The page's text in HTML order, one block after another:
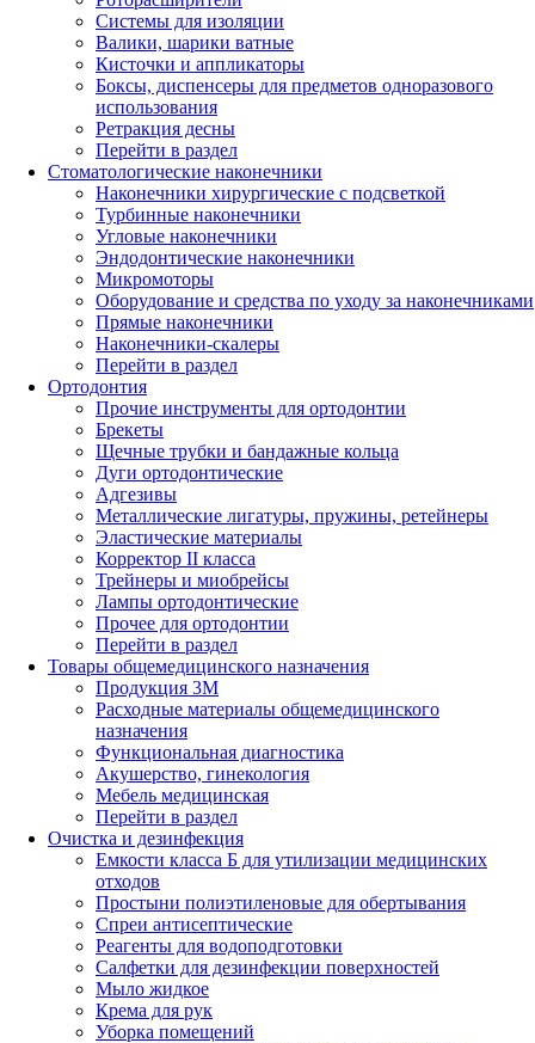
Системы для изоляции
Валики, шарики ватные
Кисточки и аппликаторы
Боксы, диспенсеры для предметов одноразового
использования
Ретракция десны
Перейти в раздел
Стоматологические наконечники
Наконечники хирургические с подсветкой
Турбинные наконечники
Угловые наконечники
Эндодонтические наконечники
Микромоторы
Оборудование и средства по уходу за наконечниками
Прямые наконечники
Наконечники-скалеры
Перейти в раздел
Ортодонтия
Прочие инструменты для ортодонтии
Брекеты
Щечные трубки и бандажные кольца
Дуги ортодонтические
Адгезивы
Металлические лигатуры, пружины, ретейнеры
Эластические материалы
Корректор II класса
Трейнеры и миобрейсы
Лампы ортодонтические
Прочее для ортодонтии
Перейти в раздел
Товары общемедицинского назначения
Продукция 3М
Расходные материалы общемедицинского
назначения
Функциональная диагностика
Акушерство, гинекология
Мебель медицинская
Перейти в раздел
Очистка и дезинфекция
Емкости класса Б для утилизации медицинских
отходов
Простыни полиэтиленовые для обертывания
Спреи антисептические
Реагенты для водоподготовки
Салфетки для дезинфекции поверхностей
Мыло жидкое
Крема для рук
Уборка помещений